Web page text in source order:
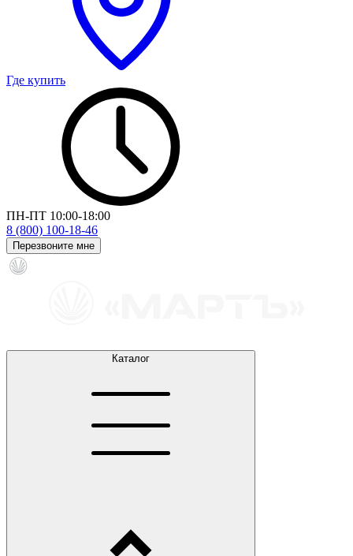
Где купить
ПН-ПТ 10:00-18:00
8 (800) 100-18-46
Перезвоните мне
Каталог